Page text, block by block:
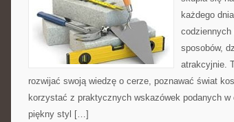
każdego
codziennych
sposobów,
atrakcyjnie.
rozwijać swoją wiedzę o cerze, poznawać świat
korzystać z praktycznych wskazówek podanych
piękny styl […]